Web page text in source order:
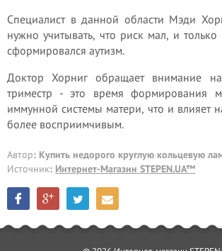
Специалист в данной области Мэди
нужно учитывать, что риск мал, и
сформировался аутизм.
Доктор Хорниг обращает внимание
триместр - это время формирования
иммунной системы матери, что и влияет
более восприимчивым.
Автор: Купить недорого круглую кольцевую
Источник: Интернет-Магазин STEPEN.UA™